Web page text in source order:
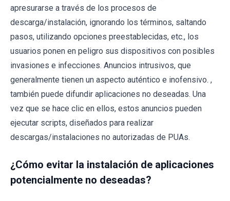
apresurarse a través de los procesos de
descarga/instalación, ignorando los términos, saltando
pasos, utilizando opciones preestablecidas, etc., los
usuarios ponen en peligro sus dispositivos con posibles
invasiones e infecciones. Anuncios intrusivos, que
generalmente tienen un aspecto auténtico e inofensivo. ,
también puede difundir aplicaciones no deseadas. Una
vez que se hace clic en ellos, estos anuncios pueden
ejecutar scripts, diseñados para realizar
descargas/instalaciones no autorizadas de PUAs.
¿Cómo evitar la instalación de aplicaciones
potencialmente no deseadas?